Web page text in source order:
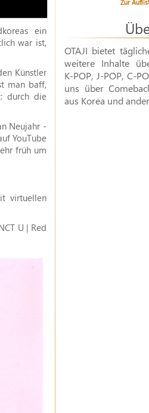
ein
war ist,
Künstler
man baff,
durch die
Neujahr -
YouTube
früh um
virtuellen
U | Red
Zur
OTAJI bietet
weitere Inhalte
K-POP, J-POP,C-
uns über
aus Korea und